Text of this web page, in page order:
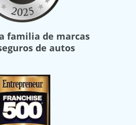
familia de marcas
de autos